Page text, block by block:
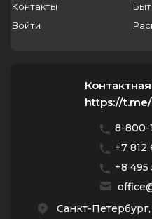
Контакты
Войти
https://
8-800-
+7 812
+8 495
Санкт-